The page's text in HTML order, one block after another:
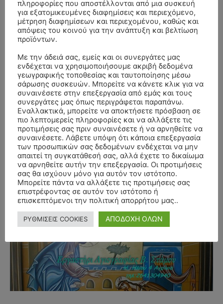
- Advertisment -
πληροφορίες που αποστέλλονται από μια συσκευή
για εξατομικευμένες διαφημίσεις και περιεχόμενο,
μέτρηση διαφημίσεων και περιεχομένου, καθώς και
απόψεις του κοινού για την ανάπτυξη και βελτίωση
προϊόντων.
Με την άδειά σας, εμείς και οι συνεργάτες μας
ενδέχεται να χρησιμοποιήσουμε ακριβή δεδομένα
γεωγραφικής τοποθεσίας και ταυτοποίησης μέσω
σάρωσης συσκευών. Μπορείτε να κάνετε κλικ για να
συναινέσετε στην επεξεργασία από εμάς και τους
συνεργάτες μας όπως περιγράφεται παραπάνω.
Εναλλακτικά, μπορείτε να αποκτήσετε πρόσβαση σε
πιο λεπτομερείς πληροφορίες και να αλλάξετε τις
προτιμήσεις σας πριν συναινέσετε ή να αρνηθείτε να
συναινέσετε. Λάβετε υπόψη ότι κάποια επεξεργασία
των προσωπικών σας δεδομένων ενδέχεται να μην
απαιτεί τη συγκατάθεσή σας, αλλά έχετε το δικαίωμα
να αρνηθείτε αυτήν την επεξεργασία. Οι προτιμήσεις
σας θα ισχύουν μόνο για αυτόν τον ιστότοπο.
Μπορείτε πάντα να αλλάξετε τις προτιμήσεις σας
επιστρέφοντας σε αυτόν τον ιστότοπο ή
επισκεπτόμενοι την πολιτική απορρήτου μας..
ΡΥΘΜΙΣΕΙΣ COOKIES ΑΠΟΔΟΧΗ ΟΛΩΝ